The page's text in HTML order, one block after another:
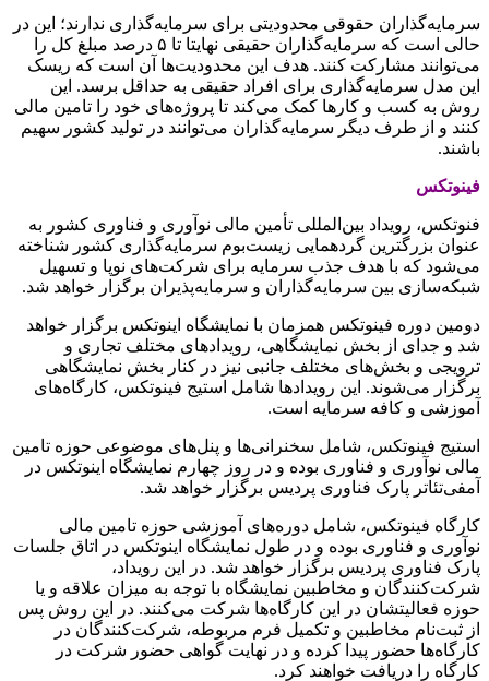
سرمایه‌گذاران حقوقی محدودیتی برای سرمایه‌گذاری ندارند؛ این در
حالی است که سرمایه‌گذاران حقیقی نهایتا تا ۵ درصد مبلغ کل را
می‌توانند مشارکت کنند. هدف این محدودیت‌ها آن است که ریسک
این مدل سرمایه‌گذاری برای افراد حقیقی به حداقل برسد. این
روش به کسب و کارها کمک می‌کند تا پروژه‌های خود را تامین مالی
کنند و از طرف دیگر سرمایه‌گذاران می‌توانند در تولید کشور سهیم
باشند.
فینوتکس
فنوتکس، رویداد بین‌المللی تأمین مالی نوآوری و فناوری کشور به
عنوان بزرگترین گردهمایی زیست‌بوم سرمایه‌گذاری کشور شناخته
می‌شود که با هدف جذب سرمایه برای شرکت‌های نوپا و تسهیل
شبکه‌سازی بین سرمایه‌گذاران و سرمایه‌پذیران برگزار خواهد شد.
دومین دوره فینوتکس همزمان با نمایشگاه اینوتکس برگزار خواهد
شد و جدای از بخش نمایشگاهی، رویدادهای مختلف تجاری و
ترویجی و بخش‌های مختلف جانبی نیز در کنار بخش نمایشگاهی
برگزار می‌شوند. این رویدادها شامل استیج فینوتکس، کارگاه‌های
آموزشی و کافه سرمایه است.
استیج فینوتکس، شامل سخنرانی‌ها و پنل‌های موضوعی حوزه تامین
مالی نوآوری و فناوری بوده و در روز چهارم نمایشگاه اینوتکس در
آمفی‌تئاتر پارک فناوری پردیس برگزار خواهد شد.
کارگاه فینوتکس، شامل دوره‌های آموزشی حوزه تامین مالی
نوآوری و فناوری بوده و در طول نمایشگاه اینوتکس در اتاق جلسات
پارک فناوری پردیس برگزار خواهد شد. در این رویداد،
شرکت‌کنندگان و مخاطبین نمایشگاه با توجه به میزان علاقه و یا
حوزه فعالیتشان در این کارگاه‌ها شرکت می‌کنند. در این روش پس
از ثبت‌نام مخاطبین و تکمیل فرم مربوطه، شرکت‌کنندگان در
کارگاه‌ها حضور پیدا کرده و در نهایت گواهی حضور شرکت در
کارگاه را دریافت خواهند کرد.